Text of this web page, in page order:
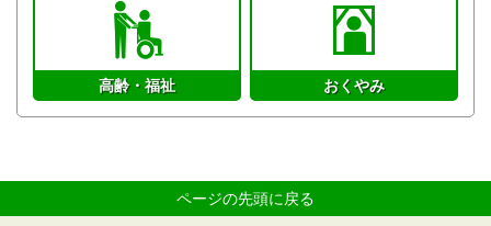
高齢・福祉 おくやみ
ページの先頭に戻る